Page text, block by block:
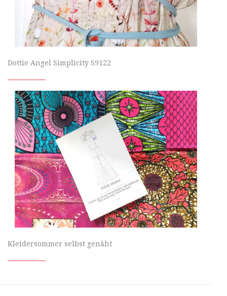
Dottie Angel Simplicity S9122
Kleidersommer selbst genäht